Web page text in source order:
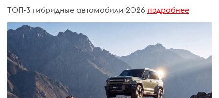
ТОП-3 гибридные автомобили 2026 подробнее